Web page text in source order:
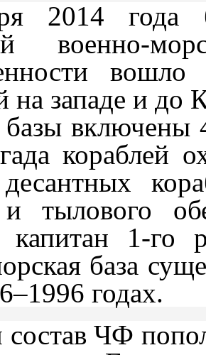
2014 года
военно-
на западе и до
включены
кораблей
и тылового
капитан 1-
база
годах.
ЧФ